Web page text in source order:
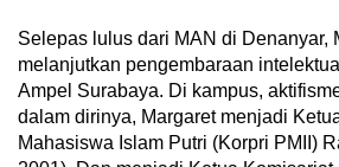
Selepas lulus dari MAN di Denanyar,
melanjutkan pengembaraan
Ampel Surabaya. Di kampus,
dalam dirinya, Margaret menjadi
Mahasiswa Islam Putri (Korpri PMII)